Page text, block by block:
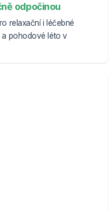
odpočinou
relaxační i léčebné
pohodové léto v